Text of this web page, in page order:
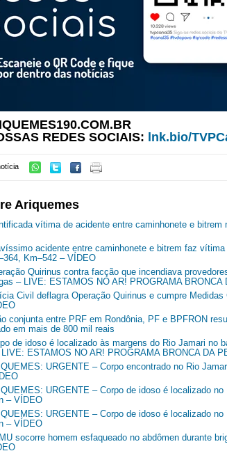
REDES SOCIAIS: lnk.bio/
Ariquemes
vítima de acidente entre caminhonete e bitrem
acidente entre caminhonete e bitrem faz
Km–542 – VÍDEO
Quirinus contra facção que incendiava
– LIVE: ESTAMOS NO AR! PROGRAMA BRONCA
Civil deflagra Operação Quirinus e cumpre Medidas
conjunta entre PRF em Rondônia, PF e BPFRON
em mais de 800 mil reais
de idoso é localizado às margens do Rio Jamari no
ESTAMOS NO AR! PROGRAMA BRONCA DA
URGENTE – Corpo encontrado no Rio
URGENTE – Corpo de idoso é localizado no
– VÍDEO
URGENTE – Corpo de idoso é localizado no
– VÍDEO
socorre homem esfaqueado no abdômen durante